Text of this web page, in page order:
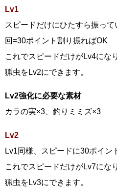
Lv1
スピードだけにひたすら振っ
回=30ポイント割り振ればOK
これでスピードだけがLv4にな
猟虫をLv2にできます。
Lv2強化に必要な素材
カラの実×3、釣りミミズ×3
Lv2
Lv1同様、スピードに30ポイン
これでスピードだけがLv7にな
猟虫をLv3にできます。